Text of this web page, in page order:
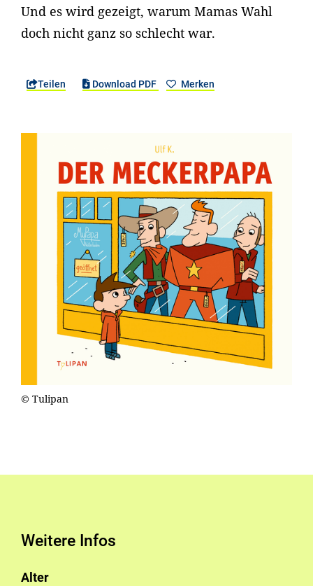
Und es wird gezeigt, warum Mamas Wahl
doch nicht ganz so schlecht war.
Teilen Download PDF Merken
© Tulipan
Weitere Infos
Alter